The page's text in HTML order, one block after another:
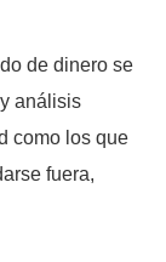
de dinero se
análisis
como los que
fuera,